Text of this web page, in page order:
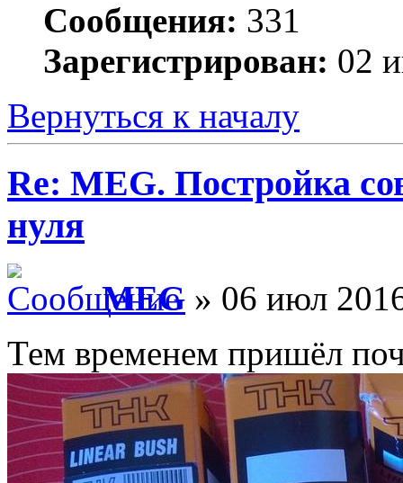
Сообщения: 331
Зарегистрирован: 02
Вернуться к началу
Re: MEG. Постройка
нуля
MEG » 06 июл
Тем временем пришёл